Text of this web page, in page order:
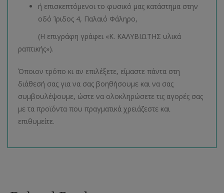
ή επισκεπτόμενοι το φυσικό μας κατάστημα στην
οδό Ίριδος 4, Παλαιό Φάληρο,
(Η επιγράφη γράφει «Κ. ΚΑΛΥΒΙΩΤΗΣ υλικά
ραπτικής»).
Όποιον τρόπο κι αν επιλέξετε, είμαστε πάντα στη
διάθεσή σας για να σας βοηθήσουμε και να σας
συμβουλέψουμε, ώστε να ολοκληρώσετε τις αγορές σας
με τα προϊόντα που πραγματικά χρειάζεστε και
επιθυμείτε.